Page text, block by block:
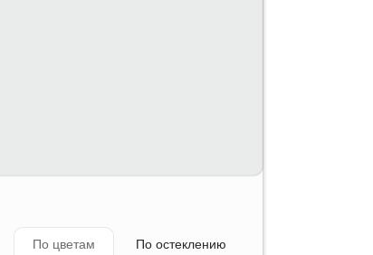
По цветам По остеклению